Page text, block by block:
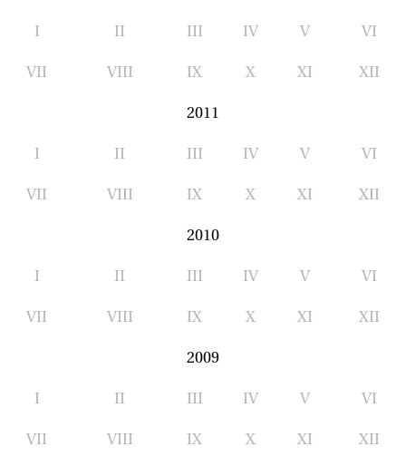
I II III IV V VI
VII VIII IX X XI XII
2011
I II III IV V VI
VII VIII IX X XI XII
2010
I II III IV V VI
VII VIII IX X XI XII
2009
I II III IV V VI
VII VIII IX X XI XII